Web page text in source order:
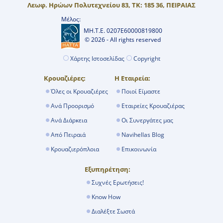
Λεωφ. Ηρώων Πολυτεχνείου 83, ΤΚ: 185 36, ΠΕΙΡΑΙΑΣ
Μέλος:
ΜΗ.Τ.Ε. 0207Ε60000819800
© 2026 - All rights reserved
Χάρτης Ιστοσελίδας Copyright
Κρουαζιέρες:
Όλες οι Κρουαζιέρες
Ανά Προορισμό
Ανά Διάρκεια
Από Πειραιά
Κρουαζιερόπλοια
Η Εταιρεία:
Ποιοί Είμαστε
Εταιρείες Κρουαζιέρας
Οι Συνεργάτες μας
Navihellas Blog
Επικοινωνία
Εξυπηρέτηση:
Συχνές Ερωτήσεις!
Know How
Διαλέξτε Σωστά